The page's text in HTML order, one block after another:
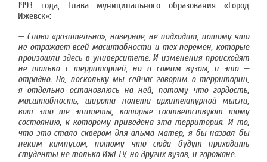
1993 года, Глава муниципального образования «Город
Ижевск»:
— Слово «разительно», наверное, не подходит, потому что
не отражает всей масштабности и тех перемен, которые
произошли здесь в университете. И изменения происходят
не только с территорией, но и самим вузом, и это —
отрадно. Но, поскольку мы сейчас говорим о территории,
я отдельно остановлюсь на ней, потому что гордость,
масштабность, широта полета архитектурной мысли,
вот это те эпитеты, которые соответствуют тому
состоянию, к которому приведена эта территория. И то,
что это стало сквером для альма-матер, я бы назвал бы
неким кампусом, потому что сюда будут приходить
студенты не только ИжГТУ, но других вузов, и горожане.